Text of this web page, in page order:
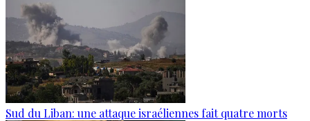
Sud du Liban: une attaque israéliennes fait quatre morts